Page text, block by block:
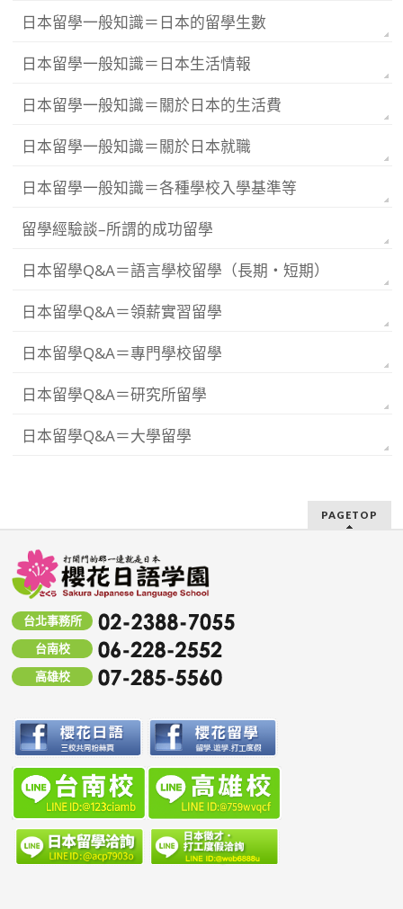
日本留學一般知識＝日本的留學生數
日本留學一般知識＝日本生活情報
日本留學一般知識＝關於日本的生活費
日本留學一般知識＝關於日本就職
日本留學一般知識＝各種學校入學基準等
留學經驗談–所謂的成功留學
日本留學Q&A＝語言學校留學（長期・短期）
日本留學Q&A＝領薪實習留學
日本留學Q&A＝專門學校留學
日本留學Q&A＝研究所留學
日本留學Q&A＝大學留學
PAGETOP
台北事務所
台南校
高雄校